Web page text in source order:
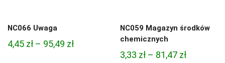
NC066 Uwaga
4,45 zł – 95,49 złZakres
NC059 Magazyn środków
chemicznych
3,33 zł – 81,47 złZakres